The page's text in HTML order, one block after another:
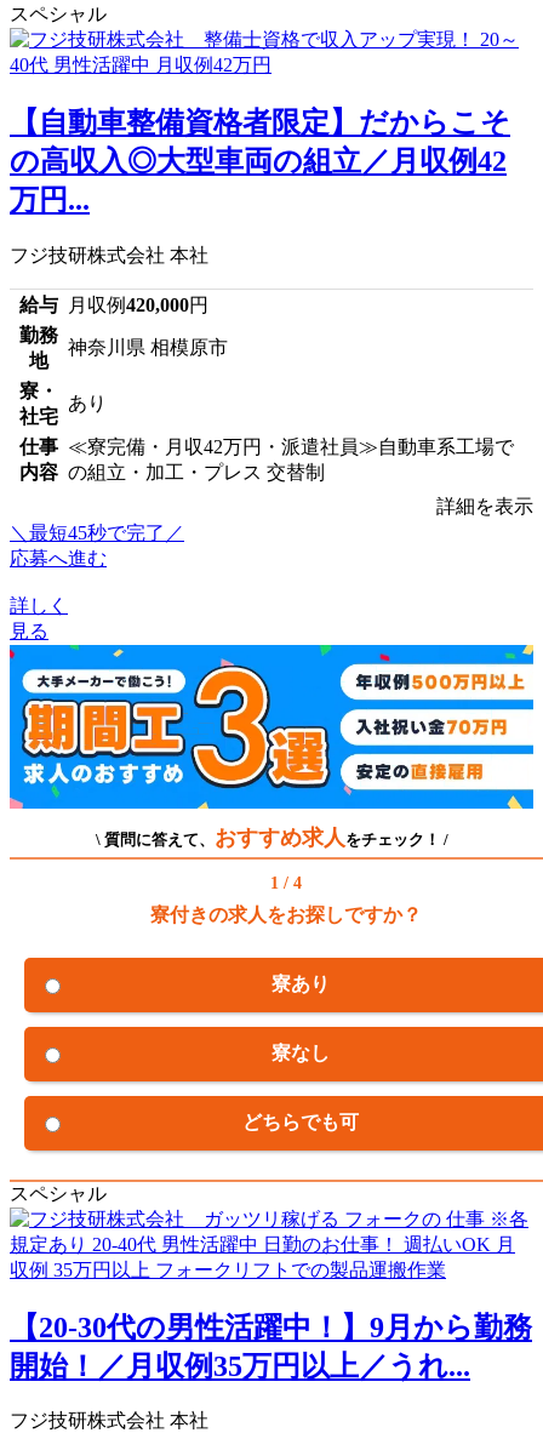
スペシャル
【自動車整備資格者限定】だからこそ
の高収入◎大型車両の組立／月収例42
万円...
フジ技研株式会社 本社
給与 月収例420,000円
勤務
地
神奈川県 相模原市
寮・
社宅
あり
仕事
内容
≪寮完備・月収42万円・派遣社員≫自動車系工場で
の組立・加工・プレス 交替制
詳細を表示
＼最短45秒で完了／
応募へ進む
詳しく
見る
\ 質問に答えて、 おすすめ求人 をチェック！ /
1 / 4
寮付きの求人をお探しですか？
寮あり
寮なし
どちらでも可
スペシャル
【20-30代の男性活躍中！】9月から勤務
開始！／月収例35万円以上／うれ...
フジ技研株式会社 本社